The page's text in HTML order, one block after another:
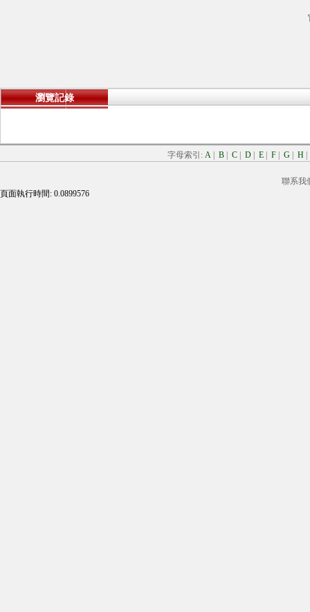
瀏覽記錄
字母索引: A B C D E F G H
聯系我
頁面執行時間: 0.0899576